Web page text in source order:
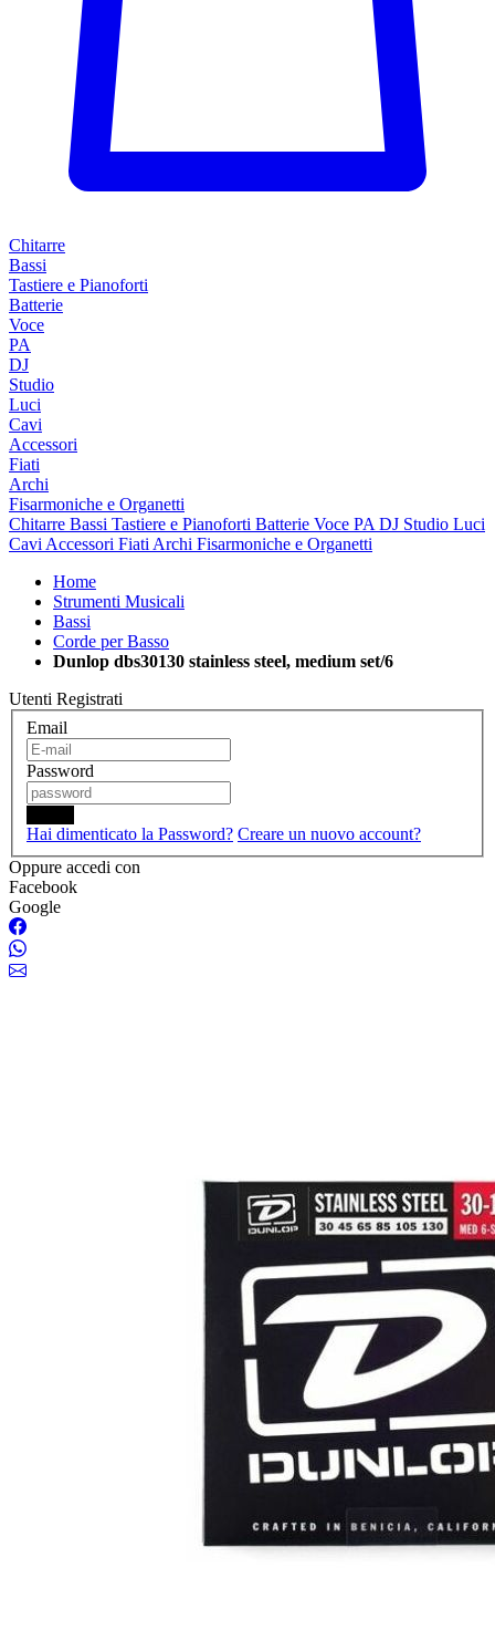
Chitarre
Bassi
Tastiere e Pianoforti
Batterie
Voce
PA
DJ
Studio
Luci
Cavi
Accessori
Fiati
Archi
Fisarmoniche e Organetti
Chitarre Bassi Tastiere e Pianoforti Batterie Voce PA DJ Studio Luci
Cavi Accessori Fiati Archi Fisarmoniche e Organetti
Home
Strumenti Musicali
Bassi
Corde per Basso
Dunlop dbs30130 stainless steel, medium set/6
Utenti Registrati
Email
Password
Hai dimenticato la Password? Creare un nuovo account?
Oppure accedi con
Facebook
Google